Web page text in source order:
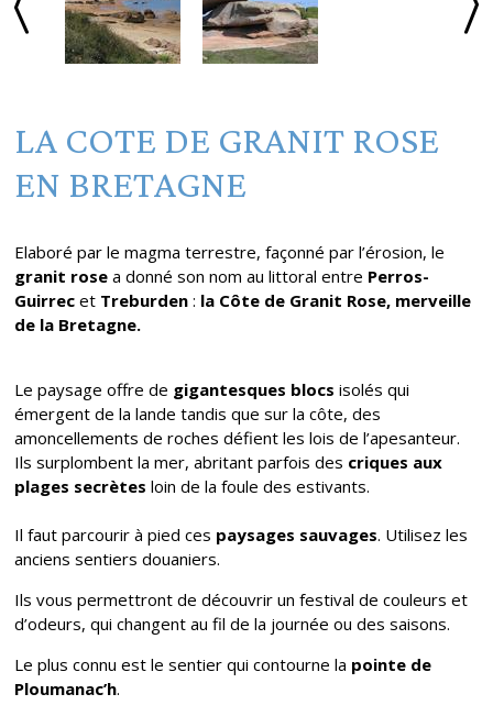
LA COTE DE GRANIT ROSE
EN BRETAGNE
Elaboré par le magma terrestre, façonné par l’érosion, le
granit rose a donné son nom au littoral entre Perros-
Guirrec et Treburden : la Côte de Granit Rose, merveille
de la Bretagne.
Le paysage offre de gigantesques blocs isolés qui
émergent de la lande tandis que sur la côte, des
amoncellements de roches défient les lois de l’apesanteur.
Ils surplombent la mer, abritant parfois des criques aux
plages secrètes loin de la foule des estivants.
Il faut parcourir à pied ces paysages sauvages. Utilisez les
anciens sentiers douaniers.
Ils vous permettront de découvrir un festival de couleurs et
d’odeurs, qui changent au fil de la journée ou des saisons.
Le plus connu est le sentier qui contourne la pointe de
Ploumanac’h.